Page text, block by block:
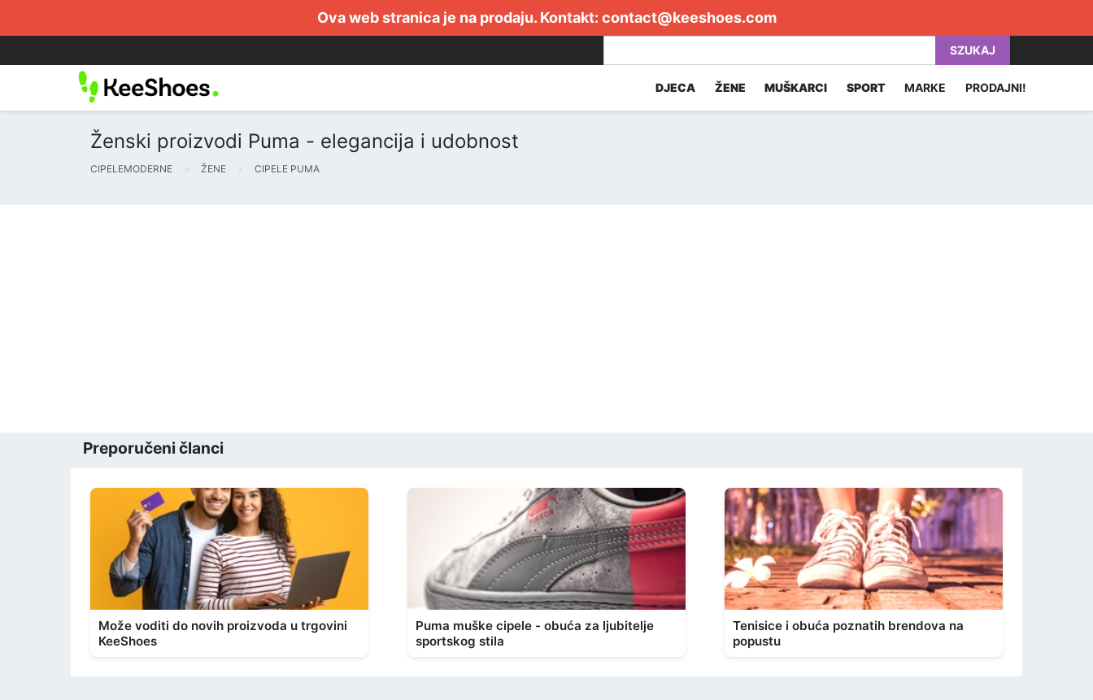
Ova web stranica je na prodaju. Kontakt: contact@keeshoes.com
SZUKAJ
DJECA ŽENE MUŠKARCI SPORT MARKE PRODAJNI!
Ženski proizvodi Puma - elegancija i udobnost
CIPELEMODERNE ŽENE CIPELE PUMA
Preporučeni članci
Može voditi do novih proizvoda u trgovini
KeeShoes
Puma muške cipele - obuća za ljubitelje
sportskog stila
Tenisice i obuća poznatih brendova na
popustu